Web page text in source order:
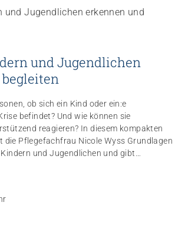
und Jugendlichen
ob sich ein Kind oder ein:e
befindet? Und wie können sie
reagieren? In diesem kompakten
Pflegefachfrau Nicole Wyss Grundlagen
und Jugendlichen und gibt